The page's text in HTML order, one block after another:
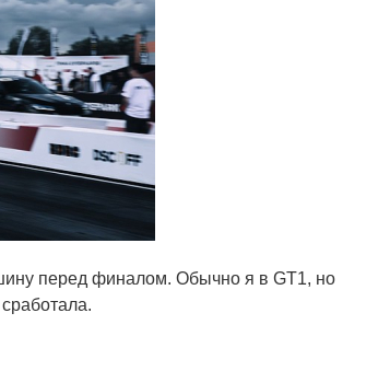
перед финалом. Обычно я в GT1, но